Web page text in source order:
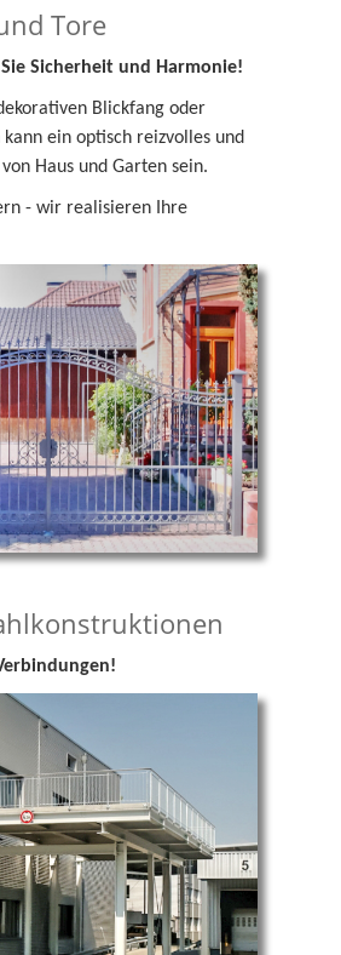
Tore
Sicherheit und Harmonie!
Blickfang oder
ein optisch reizvolles und
Haus und Garten sein.
- wir realisieren Ihre